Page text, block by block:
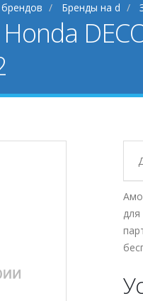
Бренды на d